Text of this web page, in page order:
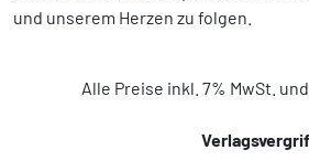
und unserem Herzen zu folgen.
Alle Preise inkl. 7% MwSt.